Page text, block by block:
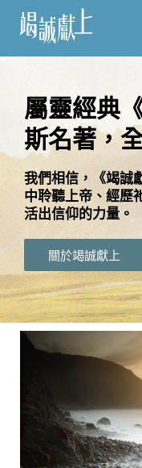
屬靈經典
斯名著，
我們相信，《竭誠
中聆聽上帝、經歷
活出信仰的力量。
關於竭誠獻上